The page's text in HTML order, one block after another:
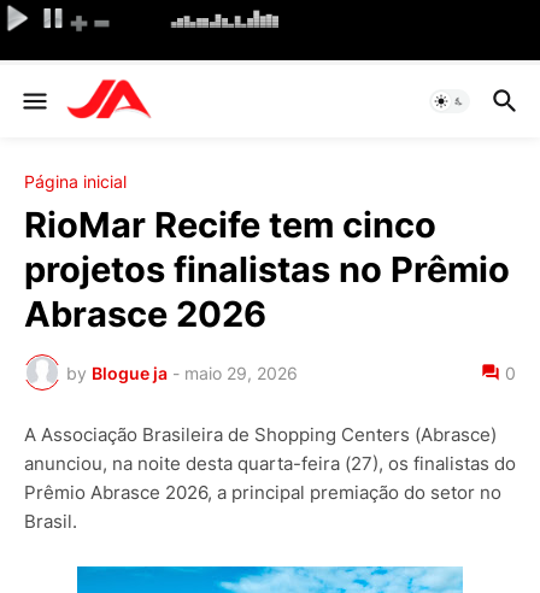
Página inicial
RioMar Recife tem cinco
projetos finalistas no Prêmio
Abrasce 2026
by Blogue ja - maio 29, 2026 0
A Associação Brasileira de Shopping Centers (Abrasce)
anunciou, na noite desta quarta-feira (27), os finalistas do
Prêmio Abrasce 2026, a principal premiação do setor no
Brasil.